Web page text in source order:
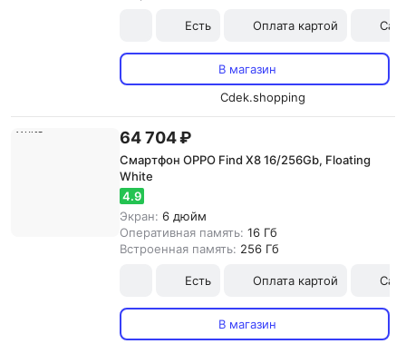
Есть Оплата картой
В магазин
Cdek.shopping
64 704 ₽
Смартфон OPPO Find X8 16/256Gb, Floating
White
4.9
Экран: 6 дюйм
Оперативная память: 16 Гб
Встроенная память: 256 Гб
Есть Оплата картой
В магазин